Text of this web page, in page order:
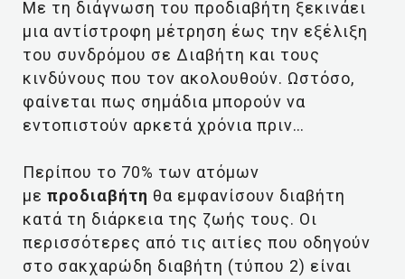
Με τη διάγνωση του προδιαβήτη ξεκινάει
μια αντίστροφη μέτρηση έως την εξέλιξη
του συνδρόμου σε Διαβήτη και τους
κινδύνους που τον ακολουθούν. Ωστόσο,
φαίνεται πως σημάδια μπορούν να
εντοπιστούν αρκετά χρόνια πριν…
Περίπου το 70% των ατόμων
με προδιαβήτη θα εμφανίσουν διαβήτη
κατά τη διάρκεια της ζωής τους. Οι
περισσότερες από τις αιτίες που οδηγούν
στο σακχαρώδη διαβήτη (τύπου 2) είναι